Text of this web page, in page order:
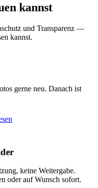
kannst
und Transparenz —
kannst.
gerne neu. Danach ist
keine Weitergabe.
oder auf Wunsch sofort.